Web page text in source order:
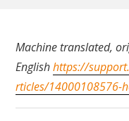
Machine translated,
Englishhttps://
rticles/14000108576-